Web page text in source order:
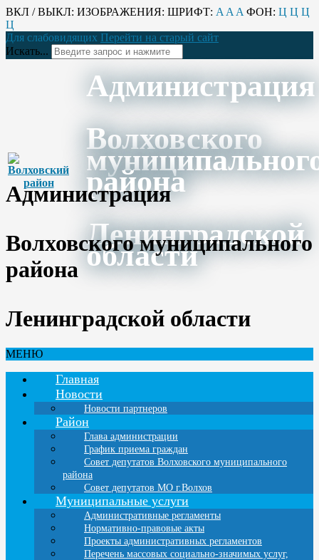
ВКЛ / ВЫКЛ: ИЗОБРАЖЕНИЯ: ШРИФТ: A A A ФОН: Ц Ц Ц
Ц
Для слабовидящих Перейти на старый сайт
Искать...
Администрация
Волховского
района
Ленинградской
области
Администрация
Волховского муниципального
района
Ленинградской области
МЕНЮ
Главная
Новости
Новости партнеров
Район
Глава администрации
График приема граждан
Совет депутатов Волховского муниципального
района
Совет депутатов МО г.Волхов
Муниципальные услуги
Административные регламенты
Нормативно-правовые акты
Проекты административных регламентов
Перечень массовых социально-значимых услуг,